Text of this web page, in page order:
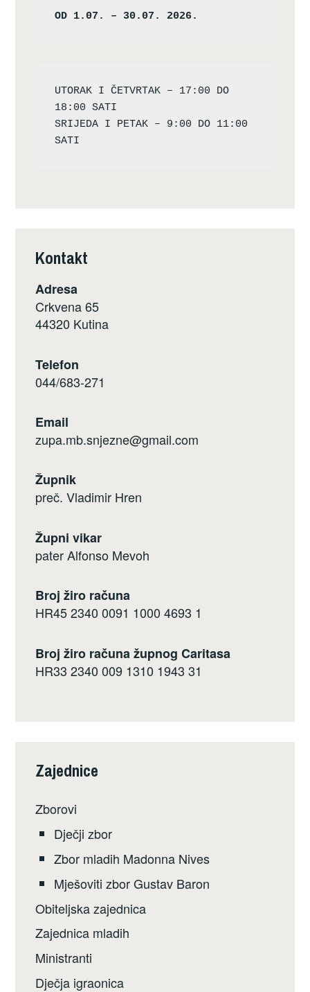
OD 1.07. – 30.07. 2026.
UTORAK I ČETVRTAK – 17:00 DO
18:00 SATI
SRIJEDA I PETAK – 9:00 DO 11:00
Kontakt
Adresa
Crkvena 65
44320 Kutina
Telefon
044/683-271
Email
zupa.mb.snjezne@gmail.com
Župnik
preč. Vladimir Hren
Župni vikar
pater Alfonso Mevoh
Broj žiro računa
HR45 2340 0091 1000 4693 1
Broj žiro računa župnog Caritasa
HR33 2340 009 1310 1943 31
Zajednice
Zborovi
Dječji zbor
Zbor mladih Madonna Nives
Mješoviti zbor Gustav Baron
Obiteljska zajednica
Zajednica mladih
Ministranti
Dječja igraonica